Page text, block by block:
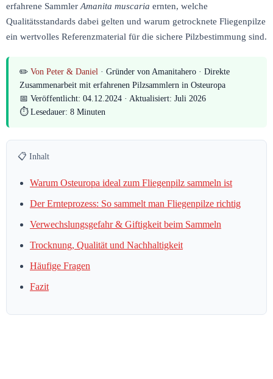
erfahrene Sammler Amanita muscaria ernten, welche
Qualitätsstandards dabei gelten und warum getrocknete Fliegenpilze
ein wertvolles Referenzmaterial für die sichere Pilzbestimmung sind.
✏️ Von Peter & Daniel · Gründer von Amanitahero · Direkte
Zusammenarbeit mit erfahrenen Pilzsammlern in Osteuropa
📅 Veröffentlicht: 04.12.2024 · Aktualisiert: Juli 2026
⏱ Lesedauer: 8 Minuten
📋 Inhalt
Warum Osteuropa ideal zum Fliegenpilz sammeln ist
Der Ernteprozess: So sammelt man Fliegenpilze richtig
Verwechslungsgefahr & Giftigkeit beim Sammeln
Trocknung, Qualität und Nachhaltigkeit
Häufige Fragen
Fazit